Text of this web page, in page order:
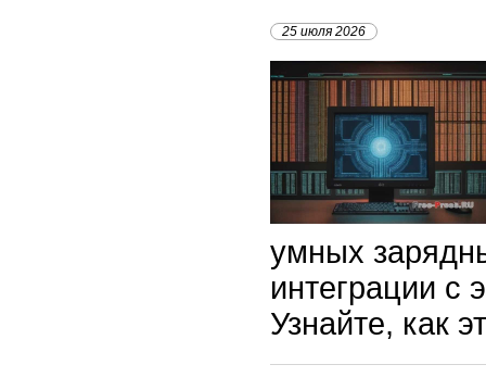
25 июля 2026
умных
интеграции с
Узнайте, как